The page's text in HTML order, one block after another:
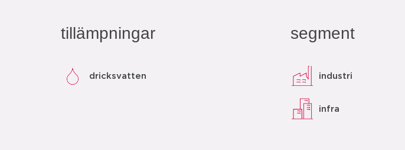
tillämpningar
dricksvatten
segment
industri
infra